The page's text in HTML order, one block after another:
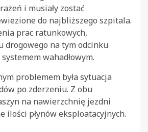
i musiały zostać
do najbliższego szpitala.
prac ratunkowych,
drogowego na tym odcinku
wahadłowym.
problemem była sytuacja
po zderzeniu. Z obu
na nawierzchnię jezdni
ilości płynów eksploatacyjnych.